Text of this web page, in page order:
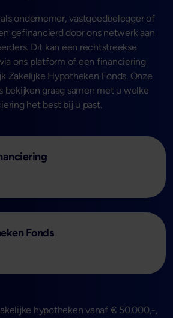
ondernemer, vastgoedbelegger of
gefinancierd door ons netwerk aan
Dit kan een rechtstreekse
ons platform of een financiering
Zakelijke Hypotheken Fonds. Onze
bekijken graag samen met u welke
het best bij u past.
Fonds
Fonds:
hypotheken vanaf € 50.000,-,